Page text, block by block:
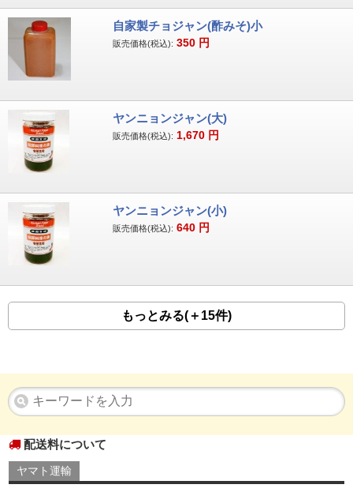
自家製チョジャン(酢みそ)小
販売価格(税込): 350 円
ヤンニョンジャン(大)
販売価格(税込): 1,670 円
ヤンニョンジャン(小)
販売価格(税込): 640 円
もっとみる(＋15件)
配送料について
ヤマト運輸